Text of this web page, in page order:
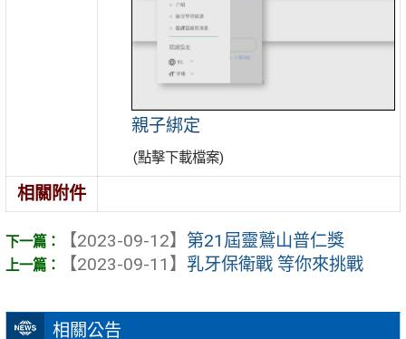
相關公告
親子綁定
(點擊下載檔案)
相關附件
【2023-09-12】 第21屆靈鷲山普仁獎
【2023-09-11】 乳牙保衛戰 等你來挑戰